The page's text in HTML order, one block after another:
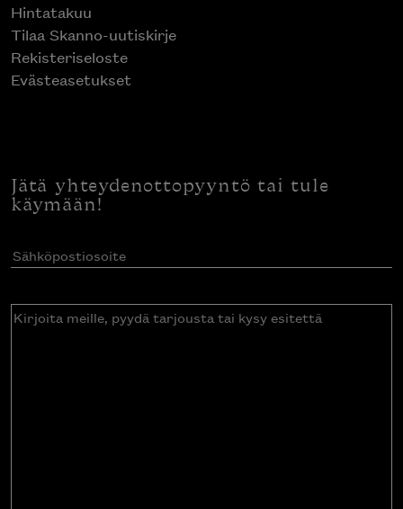
Hintatakuu
Tilaa Skanno-uutiskirje
Rekisteriseloste
Evästeasetukset
Jätä yhteydenottopyyntö tai tule
käymään!
Sähköpostiosoite(Pakollinen)
Kirjoita